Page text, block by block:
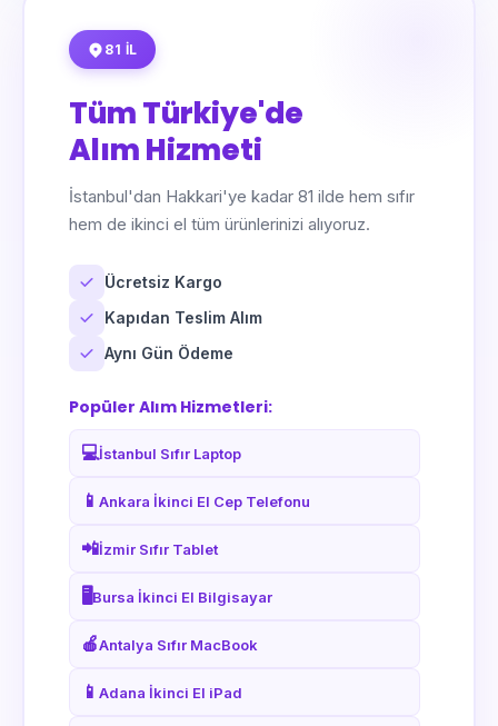
📍Kocaeli
📍Kütahya
📍Malatya
📍Manisa
📍Kahramanmaraş
📍Niğde
📍Ordu
📍Siirt
📍Burdur
📍Çanakkale
📍Çankırı
📍Çorum
📍Diyarbakır
📍Edirne
📍Elazığ
📍Eskişehir
📍 Gaziantep
📍Hakkari
📍 Hatay
81 İL
Tüm Türkiye'de
Alım Hizmeti
İstanbul'dan Hakkari'ye kadar 81 ilde hem sıfır
hem de ikinci el tüm ürünlerinizi alıyoruz.
Ücretsiz Kargo
Kapıdan Teslim Alım
Aynı Gün Ödeme
Popüler Alım Hizmetleri:
💻İstanbul Sıfır Laptop
📱 Ankara İkinci El Cep Telefonu
📲İzmir Sıfır Tablet
🖥️ Bursa İkinci El Bilgisayar
🍎Antalya Sıfır MacBook
📱 Adana İkinci El iPad